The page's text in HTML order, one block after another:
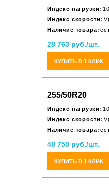
Индекс нагрузки:
Индекс скорости:
Наличие товара:
28 763 руб./шт.
КУПИТЬ В 1 КЛИК
255/50R20
Индекс нагрузки:
Индекс скорости:
Наличие товара:
48 750 руб./шт.
КУПИТЬ В 1 КЛИК